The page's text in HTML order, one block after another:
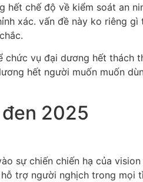
hết chế độ về kiểm soát an
xác. vấn đề này ko riêng gì
chức vụ đại dương hết thách
hết người muốn muốn
2025
sự chiến chiến hạ của vision
trợ người nghịch trong mọi